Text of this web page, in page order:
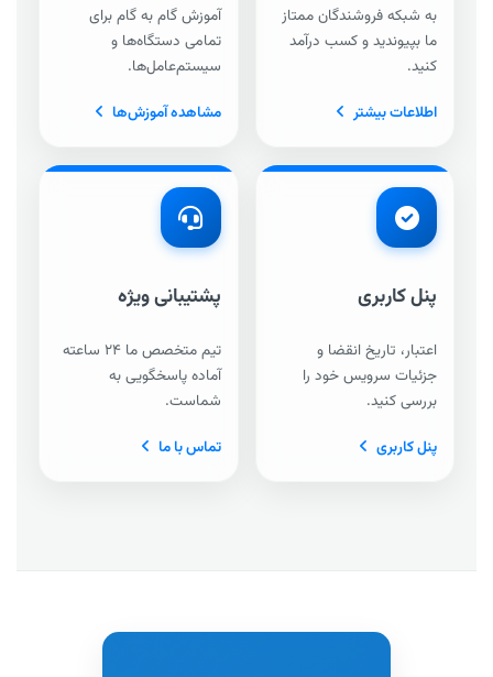
به شبکه فروشندگان ممتاز
ما بپیوندید و کسب درآمد
کنید.
اطلاعات بیشتر
آموزش گام به گام برای
تمامی دستگاه‌ها و
سیستم‌عامل‌ها.
مشاهده آموزش‌ها
پنل کاربری
اعتبار، تاریخ انقضا و
جزئیات سرویس خود را
بررسی کنید.
پنل کاربری
پشتیبانی ویژه
تیم متخصص ما ۲۴ ساعته
آماده پاسخگویی به
شماست.
تماس با ما